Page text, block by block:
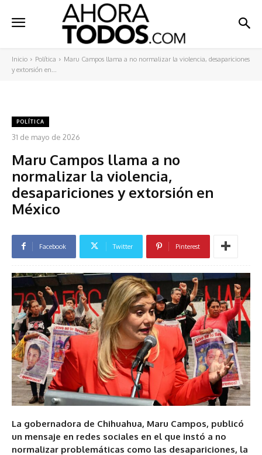
Inicio Política
Maru Campos llama a no normalizar la violencia, desapariciones
y extorsión en...
POLÍTICA
31 de mayo de 2026
Maru Campos llama a no
normalizar la violencia,
desapariciones y extorsión en
México
Facebook Twitter Pinterest
La gobernadora de Chihuahua, Maru Campos, publicó
un mensaje en redes sociales en el que instó a no
normalizar problemáticas como las desapariciones, la